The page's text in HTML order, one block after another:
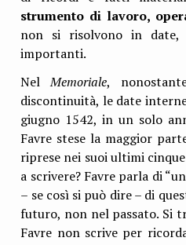
strumento di lavoro,
non si risolvono in date,
importanti.
NelMemoriale,
discontinuità, le date
giugno 1542, in un solo
Favre stese la maggior
riprese nei suoi ultimi
a scrivere? Favre parla di
– se così si può dire – di
futuro, non nel passato. Si
Favre non scrive per